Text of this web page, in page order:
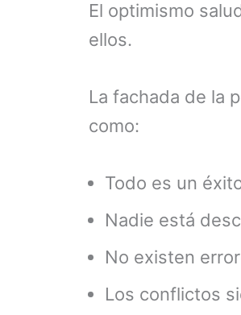
El optimismo
ellos.
La fachada de la
como:
Todo es un
Nadie está
No existen
Los conflictos